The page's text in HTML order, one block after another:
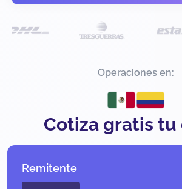
Operaciones en:
Cotiza gratis tu
Remitente